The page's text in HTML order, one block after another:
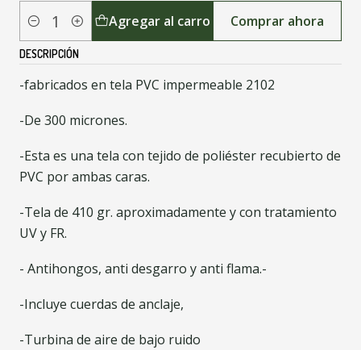
Cantidad Agregar al carro Comprar ahora
DESCRIPCIÓN
-fabricados en tela PVC impermeable 2102
-De 300 micrones.
-Esta es una tela con tejido de poliéster recubierto de
PVC por ambas caras.
-Tela de 410 gr. aproximadamente y con tratamiento
UV y FR.
- Antihongos, anti desgarro y anti flama.-
-Incluye cuerdas de anclaje,
-Turbina de aire de bajo ruido